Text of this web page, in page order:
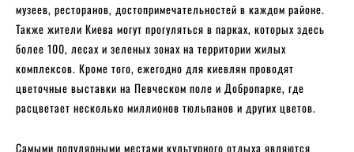
музеев, ресторанов, достопримечательностей в каждом районе.
Также жители Киева могут прогуляться в парках, которых здесь
более 100, лесах и зеленых зонах на территории жилых
комплексов. Кроме того, ежегодно для киевлян проводят
цветочные выставки на Певческом поле и Добропарке, где
расцветает несколько миллионов тюльпанов и других цветов.
Самыми популярными местами культурного отдыха являются